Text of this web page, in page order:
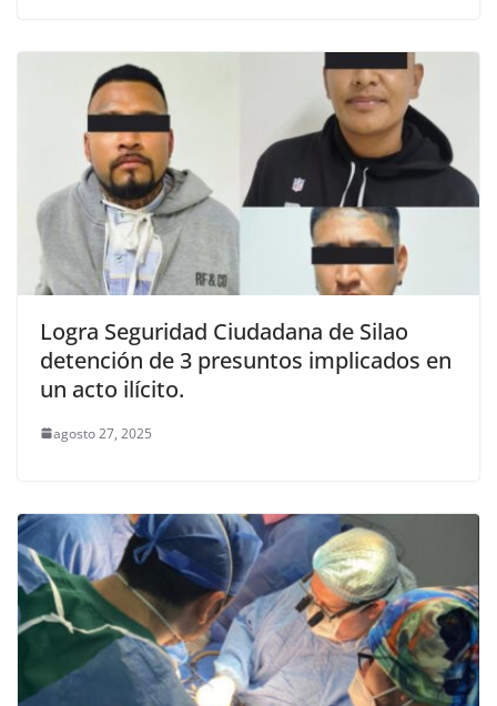
Logra Seguridad Ciudadana de Silao
detención de 3 presuntos implicados en
un acto ilícito.
agosto 27, 2025